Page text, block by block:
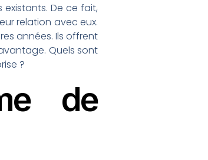
De ce fait,
relation avec eux.
années. Ils offrent
Quels sont
?
de